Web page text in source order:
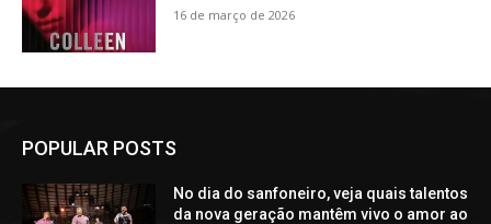
16 de março de 2026
POPULAR POSTS
No dia do sanfoneiro, veja quais talentos
da nova geração mantêm vivo o amor ao